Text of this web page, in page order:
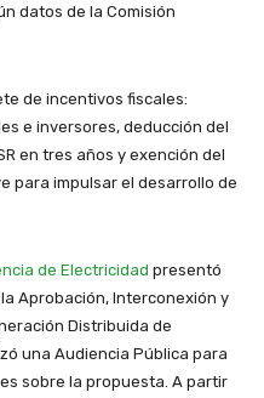
datos de la Comisión
de incentivos fiscales:
e inversores, deducción del
en tres años y exención del
para impulsar el desarrollo de
de Electricidad presentó
Aprobación, Interconexión y
Distribuida de
una Audiencia Pública para
sobre la propuesta. A partir